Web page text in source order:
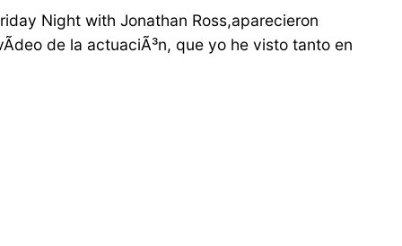
Night with Jonathan Ross,aparecieron
de la actuaciÃ³n, que yo he visto tanto en